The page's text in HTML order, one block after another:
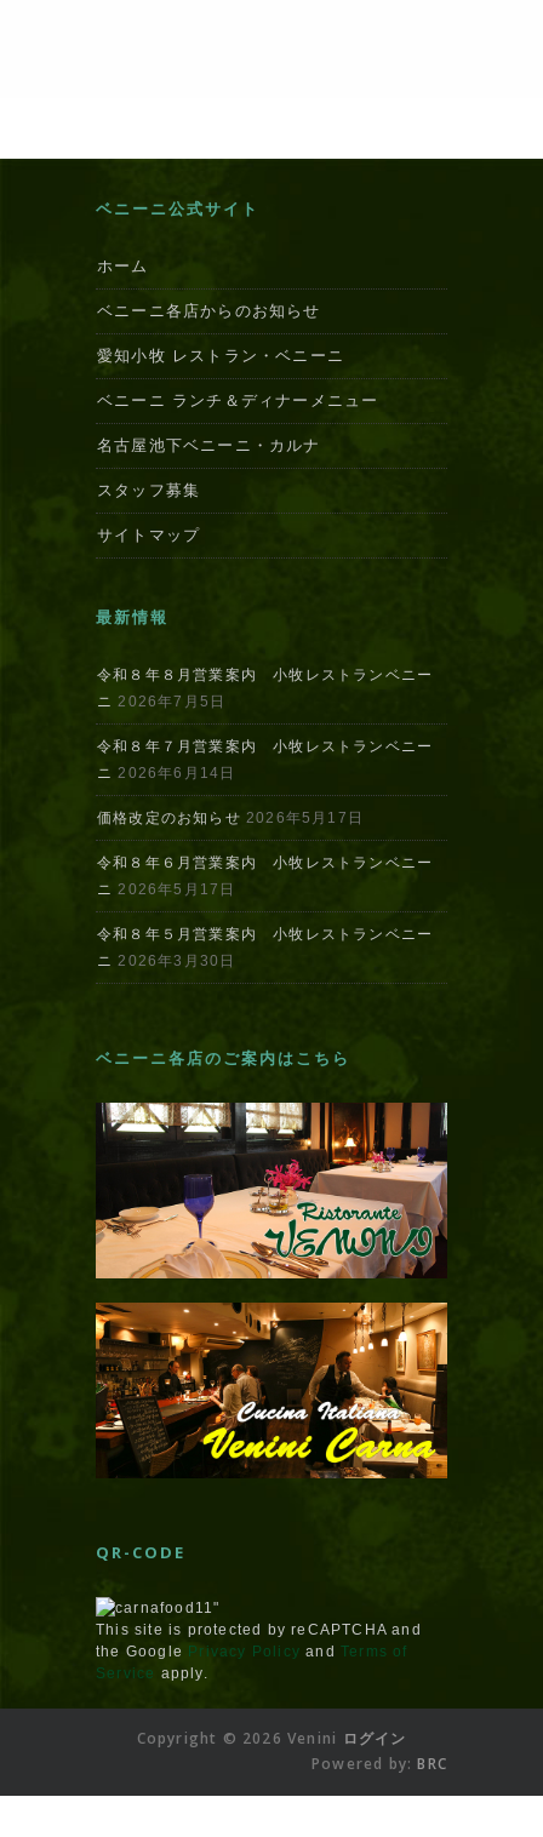
ベニーニ公式サイト
ホーム
ベニーニ各店からのお知らせ
愛知小牧 レストラン・ベニーニ
ベニーニ ランチ＆ディナーメニュー
名古屋池下ベニーニ・カルナ
スタッフ募集
サイトマップ
最新情報
令和８年８月営業案内 小牧レストランベニー
ニ 2026年7月5日
令和８年７月営業案内 小牧レストランベニー
ニ 2026年6月14日
価格改定のお知らせ 2026年5月17日
令和８年６月営業案内 小牧レストランベニー
ニ 2026年5月17日
令和８年５月営業案内 小牧レストランベニー
ニ 2026年3月30日
ベニーニ各店のご案内はこちら
QR-CODE
This site is protected by reCAPTCHA and
the Google Privacy Policy andTerms of
Service apply.
Copyright © 2026 Venini ログイン
Powered by:BRC